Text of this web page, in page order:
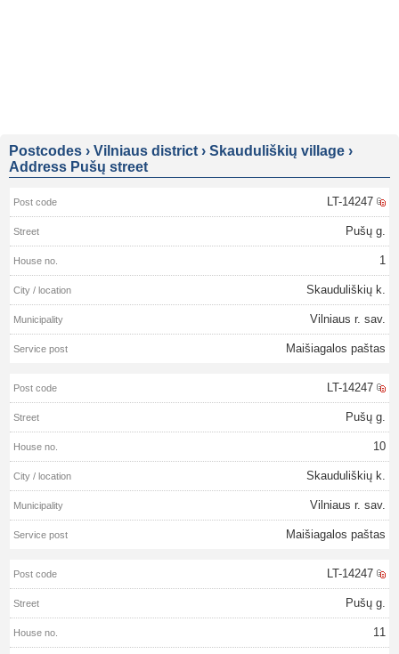
Postcodes › Vilniaus district › Skauduliškių village ›
Address Pušų street
LT-14247
Pušų g.
1
Skauduliškių k.
Vilniaus r. sav.
Maišiagalos paštas
LT-14247
Pušų g.
10
Skauduliškių k.
Vilniaus r. sav.
Maišiagalos paštas
LT-14247
Pušų g.
11